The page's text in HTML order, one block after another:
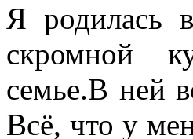
Я родилась
скромной
семье.В ней
Всё, что у